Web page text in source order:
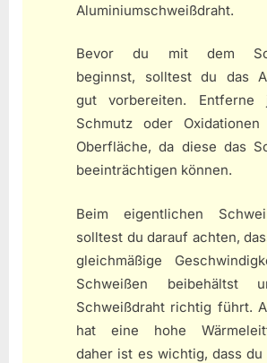
Aluminiumschweißdraht.
Bevor du mit dem
beginnst, solltest du das
gut vorbereiten. Entferne
Schmutz oder
Oberfläche, da diese das
beeinträchtigen können.
Beim eigentlichen
solltest du darauf achten,
gleichmäßige
Schweißen beibehältst
Schweißdraht richtig führt.
hat eine hohe
daher ist es wichtig, dass du